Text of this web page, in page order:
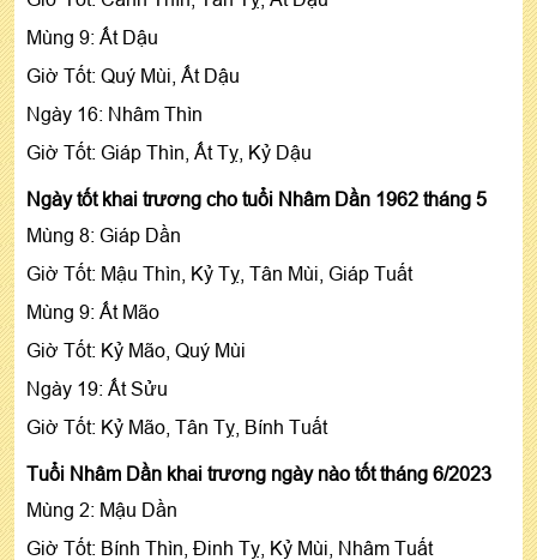
Mùng 9: Ất Dậu
Giờ Tốt: Quý Mùi, Ất Dậu
Ngày 16: Nhâm Thìn
Giờ Tốt: Giáp Thìn, Ất Tỵ, Kỷ Dậu
Ngày tốt khai trương cho tuổi Nhâm Dần 1962 tháng 5
Mùng 8: Giáp Dần
Giờ Tốt: Mậu Thìn, Kỷ Tỵ, Tân Mùi, Giáp Tuất
Mùng 9: Ất Mão
Giờ Tốt: Kỷ Mão, Quý Mùi
Ngày 19: Ất Sửu
Giờ Tốt: Kỷ Mão, Tân Tỵ, Bính Tuất
Tuổi Nhâm Dần khai trương ngày nào tốt tháng 6/2023
Mùng 2: Mậu Dần
Giờ Tốt: Bính Thìn, Đinh Tỵ, Kỷ Mùi, Nhâm Tuất